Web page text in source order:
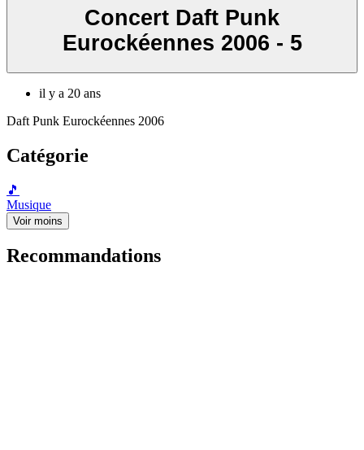
Concert Daft Punk
Eurockéennes 2006 - 5
il y a 20 ans
Daft Punk Eurockéennes 2006
Catégorie
🎵
Musique
Voir moins
Recommandations